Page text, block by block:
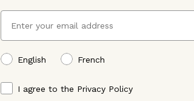
Email
preffered language
English French
By signing up, you agree to our [Privacy Policy]
I agree to the Privacy Policy